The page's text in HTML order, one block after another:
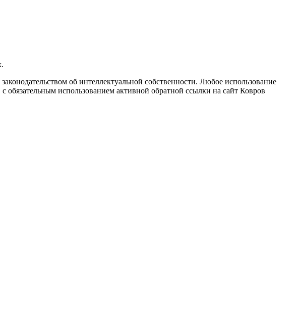
об интеллектуальной собственности. Любое использование
использованием активной обратной ссылки на сайт Ковров